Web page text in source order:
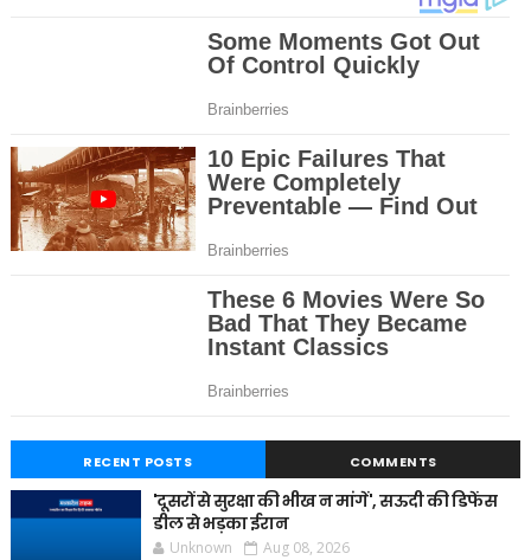
RECENT POSTS COMMENTS
'दूसरों से सुरक्षा की भीख न मांगें', सऊदी की डिफेंस
डील से भड़का ईरान
Unknown Aug 08, 2026